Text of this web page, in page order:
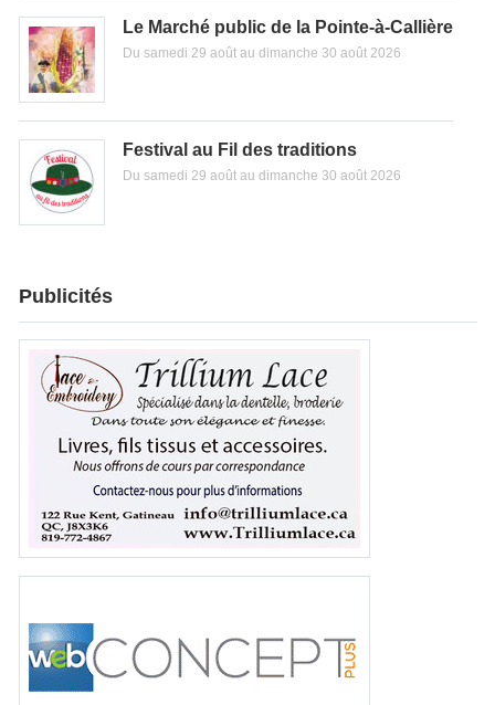
Le Marché public de la Pointe-à-Callière
Du samedi 29 août au dimanche 30 août 2026
Festival au Fil des traditions
Du samedi 29 août au dimanche 30 août 2026
Publicités